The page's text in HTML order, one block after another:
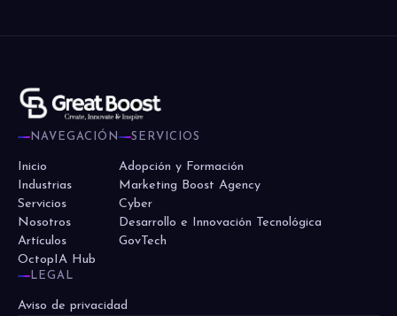
NAVEGACIÓN
Inicio
Industrias
Servicios
Nosotros
Artículos
OctopIA Hub
SERVICIOS
Adopción y Formación
Marketing Boost Agency
Cyber
Desarrollo e Innovación Tecnológica
GovTech
LEGAL
Aviso de privacidad